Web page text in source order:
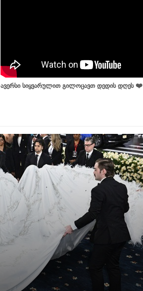
ავერსი სიყვარულით გილოცავთ დედის დღეს ❤️